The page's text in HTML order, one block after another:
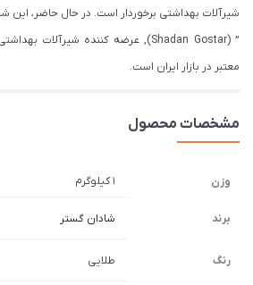
شیرآلات بهداشتی برخوردار است. در حال حاضر،
معتبر در بازار ایران است.
مشخصات محصول
وزن 1 کیلوگرم
برند شادان گستر
رنگ طلایی